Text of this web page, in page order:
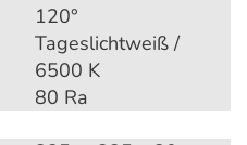
120°
Tageslichtweiß /
6500 K
80 Ra